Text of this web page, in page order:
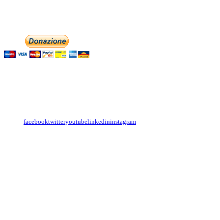
facebooktwitteryoutubelinkedininstagram
English
Italiano